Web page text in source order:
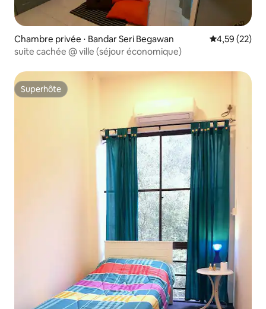
Chambre privée ⋅ Bandar Seri Begawan Évaluation
4,59 (22)
suite cachée @ ville (séjour économique)
Superhôte
Superhôte